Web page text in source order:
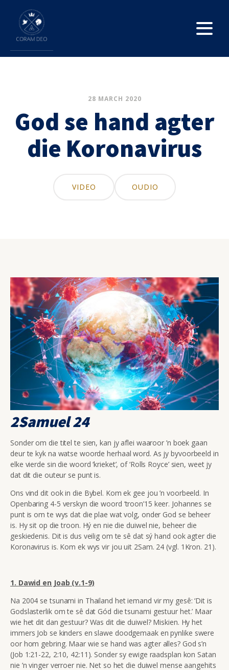
28 MARCH 2020
God se hand agter
die Koronavirus
VIDEO OUDIO
2Samuel 24
Sonder om die titel te sien, kan jy aflei waaroor ’n boek gaan
deur te kyk na watse woorde herhaal word. As jy byvoorbeeld in
elke vierde sin die woord ‘krieket’, of ‘Rolls Royce’ sien, weet jy
dat dit die outeur se punt is.
Ons vind dit ook in die Bybel. Kom ek gee jou ’n voorbeeld. In
Openbaring 4-5 verskyn die woord ‘troon’15 keer. Johannes se
punt is om te wys dat die plae wat volg, onder God se beheer
is. Hy sit op die troon. Hý en nie die duiwel nie, beheer die
geskiedenis. Dit is dus veilig om te sê dat sý hand ook agter die
Koronavirus is. Kom ek wys vir jou uit 2Sam. 24 (vgl. 1Kron. 21 ).
1. Dawid en Joab (v.1-9)
Na 2004 se tsunami in Thailand het iemand vir my gesê: ‘Dit is
Godslasterlik om te sê dat Gód die tsunami gestuur het.’ Maar
wie het dit dan gestuur? Was dit die duiwel? Miskien. Hy het
immers Job se kinders en slawe doodgemaak en pynlike swere
oor hom gebring. Maar wie se hand was agter alles? God s’n
(Job 1:21-22, 2:10, 42:11). Sonder sy ewige raadsplan kon Satan
nie ’n vinger verroer nie. Net so het die duiwel mense aangehits